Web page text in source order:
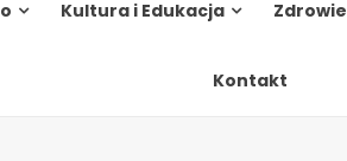
Kultura i Edukacja Zdrowie
Kontakt